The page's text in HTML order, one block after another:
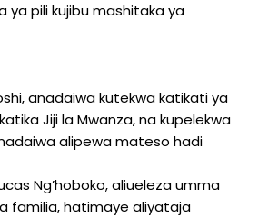
ya pili kujibu mashitaka ya
anadaiwa kutekwa katikati ya
Jiji la Mwanza, na kupelekwa
alipewa mateso hadi
Ng’hoboko, aliueleza umma
familia, hatimaye aliyataja